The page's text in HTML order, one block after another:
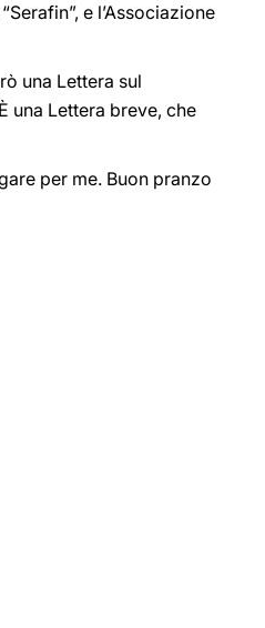
e l’Associazione
una Lettera sul
una Lettera breve, che
per me. Buon pranzo